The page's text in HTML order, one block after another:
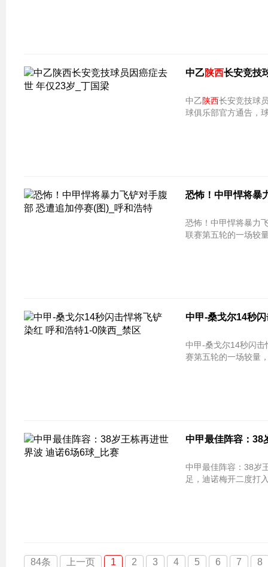
中乙陕西长安竞技
中乙陕西
球俱乐部官方通告，
恐怖！中甲悍将暴
恐怖！中甲悍将暴力飞铲对手腹
联赛第五轮的一场较
中甲-桑戈尔14秒
中甲-桑戈尔14秒闪
赛第五轮的一场较量
中甲最佳阵容：38
中甲最佳阵容：38岁王栋再进世界波
足，迪诺梅开二度打
84条 上一页 1 2 3 4 5 6 7 8